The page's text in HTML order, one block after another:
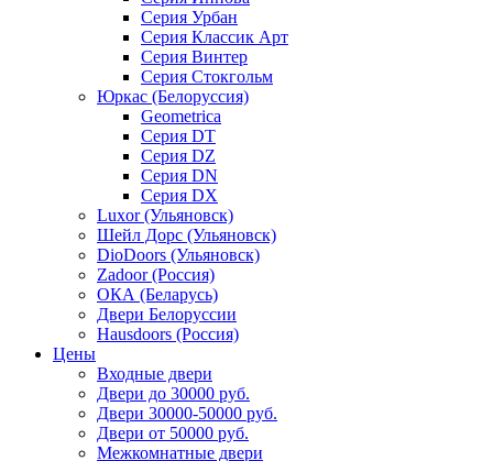
Серия Урбан
Серия Классик Арт
Серия Винтер
Серия Стокгольм
Юркас (Белоруссия)
Geometrica
Серия DT
Серия DZ
Серия DN
Серия DX
Luxor (Ульяновск)
Шейл Дорс (Ульяновск)
DioDoors (Ульяновск)
Zadoor (Россия)
ОКА (Беларусь)
Двери Белоруссии
Hausdoors (Россия)
Цены
Входные двери
Двери до 30000 руб.
Двери 30000-50000 руб.
Двери от 50000 руб.
Межкомнатные двери